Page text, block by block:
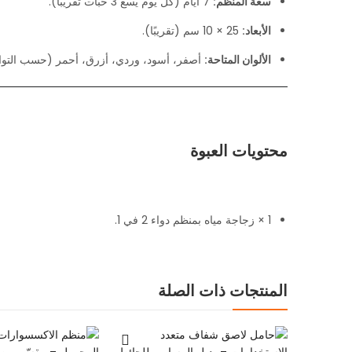
الأبعاد:
الألوان المتاحة: أصفر، أسود، وردي، أزرق، أحمر (حسب
محتويات العبوة
1 × زجاجة مياه بمنظم دواء 2 في 1.
المنتجات ذات الصلة